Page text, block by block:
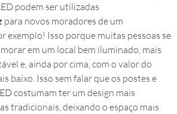
podem ser utilizadas
para novos moradores de um
exemplo! Isso porque muitas pessoas se
em um local bem iluminado, mais
e, ainda por cima, com o valor do
baixo. Isso sem falar que os postes e
costumam ter um design mais
tradicionais, deixando o espaço mais